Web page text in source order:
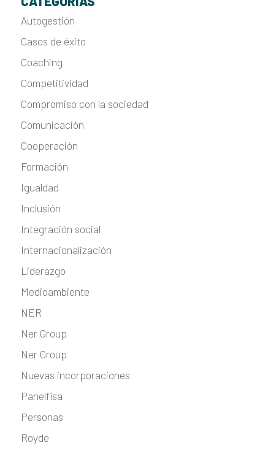
Autogestión
Casos de éxito
Coaching
Competitividad
Compromiso con la sociedad
Comunicación
Cooperación
Formación
Igualdad
Inclusión
Integración social
Internacionalización
Liderazgo
Medioambiente
NER
Ner Group
Ner Group
Nuevas incorporaciones
Panelfisa
Personas
Royde